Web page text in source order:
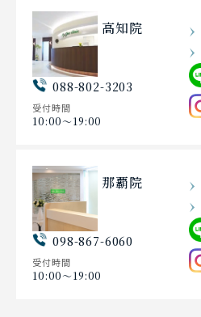
高知院
088-802-3203
受付時間
10:00〜19:00
那覇院
098-867-6060
受付時間
10:00〜19:00